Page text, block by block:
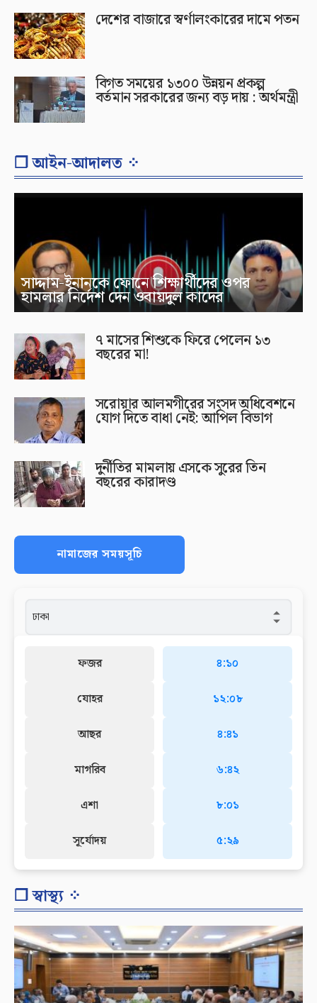
দেশের বাজারে স্বর্ণালংকারের দামে পতন
বিগত সময়ের ১৩০০ উন্নয়ন প্রকল্প
বর্তমান সরকারের জন্য বড় দায় : অর্থমন্ত্রী
❐ আইন-আদালত ⁘
সাদ্দাম-ইনানকে ফোনে শিক্ষার্থীদের ওপর
হামলার নির্দেশ দেন ওবায়দুল কাদের
৭ মাসের শিশুকে ফিরে পেলেন ১৩
বছরের মা!
সরোয়ার আলমগীরের সংসদ অধিবেশনে
যোগ দিতে বাধা নেই: আপিল বিভাগ
দুর্নীতির মামলায় এসকে সুরের তিন
বছরের কারাদণ্ড
নামাজের সময়সূচি
ফজর
যোহর
আছর
মাগরিব
এশা
সূর্যোদয়
৪:১০
১২:০৮
৪:৪১
৬:৪২
৮:০১
৫:২৯
❐ স্বাস্থ্য ⁘